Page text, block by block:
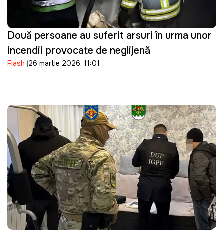
Două persoane au suferit arsuri în urma unor
incendii provocate de neglijență
Flash 26 martie 2026, 11:01